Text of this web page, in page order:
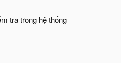
tra trong hệ thống